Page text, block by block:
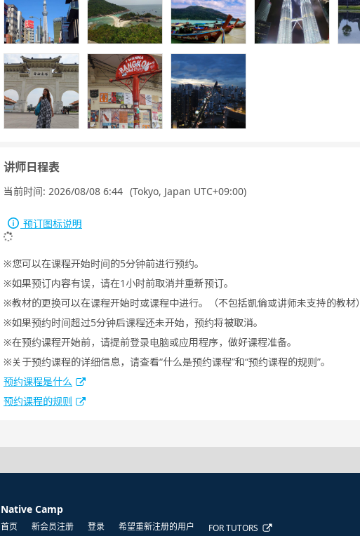
讲师日程表
当前时间: 2026/08/08 6:44 (Tokyo, Japan UTC+09:00)
预订图标说明
您可以在课程开始时间的5分钟前进行预约。
如果预订内容有误，请在1小时前取消并重新预订。
教材的更换可以在课程开始时或课程中进行。（不包括凱倫或讲师未支持的教材）
如果预约时间超过5分钟后课程还未开始，预约将被取消。
在预约课程开始前，请提前登录电脑或应用程序，做好课程准备。
关于预约课程的详细信息，请查看“什么是预约课程”和“预约课程的规则”。
预约课程是什么
预约课程的规则
Native Camp
首页 新会员注册 登录 希望重新注册的用户 FOR TUTORS